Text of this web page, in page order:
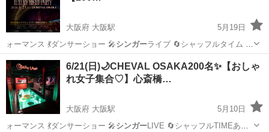
大阪府 大阪駅
5月19日
ォーマンス 💃ダンサーショー 🎤シンガーライブ 🔄シャッフルタイム 🌈
自…
大阪 大阪市 大阪駅 FESTIVAL
6/21(日)🌙CHEVAL OSAKA200名✨【おしゃ
れ女子集合♡】心斎橋…
大阪府 大阪駅
5月10日
ォーマンス 💃ダンサーショー 🎤シンガーLIVE 🔄シャッフルTIMEあ